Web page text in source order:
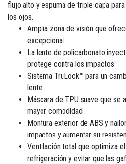
flujo alto y espuma de triple capa
los ojos.
Amplia zona de visión que
excepcional
La lente de policarbonato
protege contra los impactos
Sistema TruLock™ para un
lente
Máscara de TPU suave que se
mayor comodidad
Montura exterior de ABS y
impactos y aumentar su
Ventilación total que optimiza
refrigeración y evitar que las